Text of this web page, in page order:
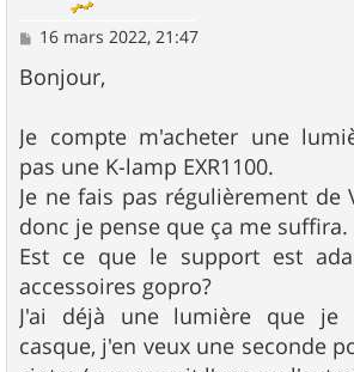
M
s
s
g
e
16 mars 2022, 21:47
Bonjour,
Je compte m'acheter une
pas une K-lamp EXR1100.
Je ne fais pas régulièrement de
donc je pense que ça me suffira.
Est ce que le support est
accessoires gopro?
J'ai déjà une lumière que je
casque, j'en veux une seconde